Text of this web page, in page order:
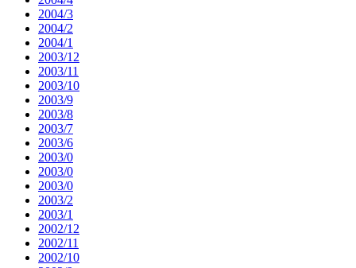
2004/3
2004/2
2004/1
2003/12
2003/11
2003/10
2003/9
2003/8
2003/7
2003/6
2003/0
2003/0
2003/0
2003/2
2003/1
2002/12
2002/11
2002/10